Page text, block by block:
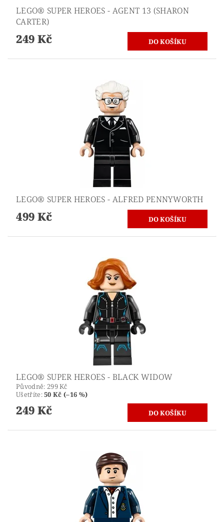
LEGO® SUPER HEROES - AGENT 13 (SHARON
CARTER)
249 Kč
LEGO® SUPER HEROES - ALFRED PENNYWORTH
499 Kč
LEGO® SUPER HEROES - BLACK WIDOW
Původně: 299 Kč
Ušetříte:50 Kč (–16 %)
249 Kč